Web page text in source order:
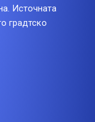
Источната
градтско